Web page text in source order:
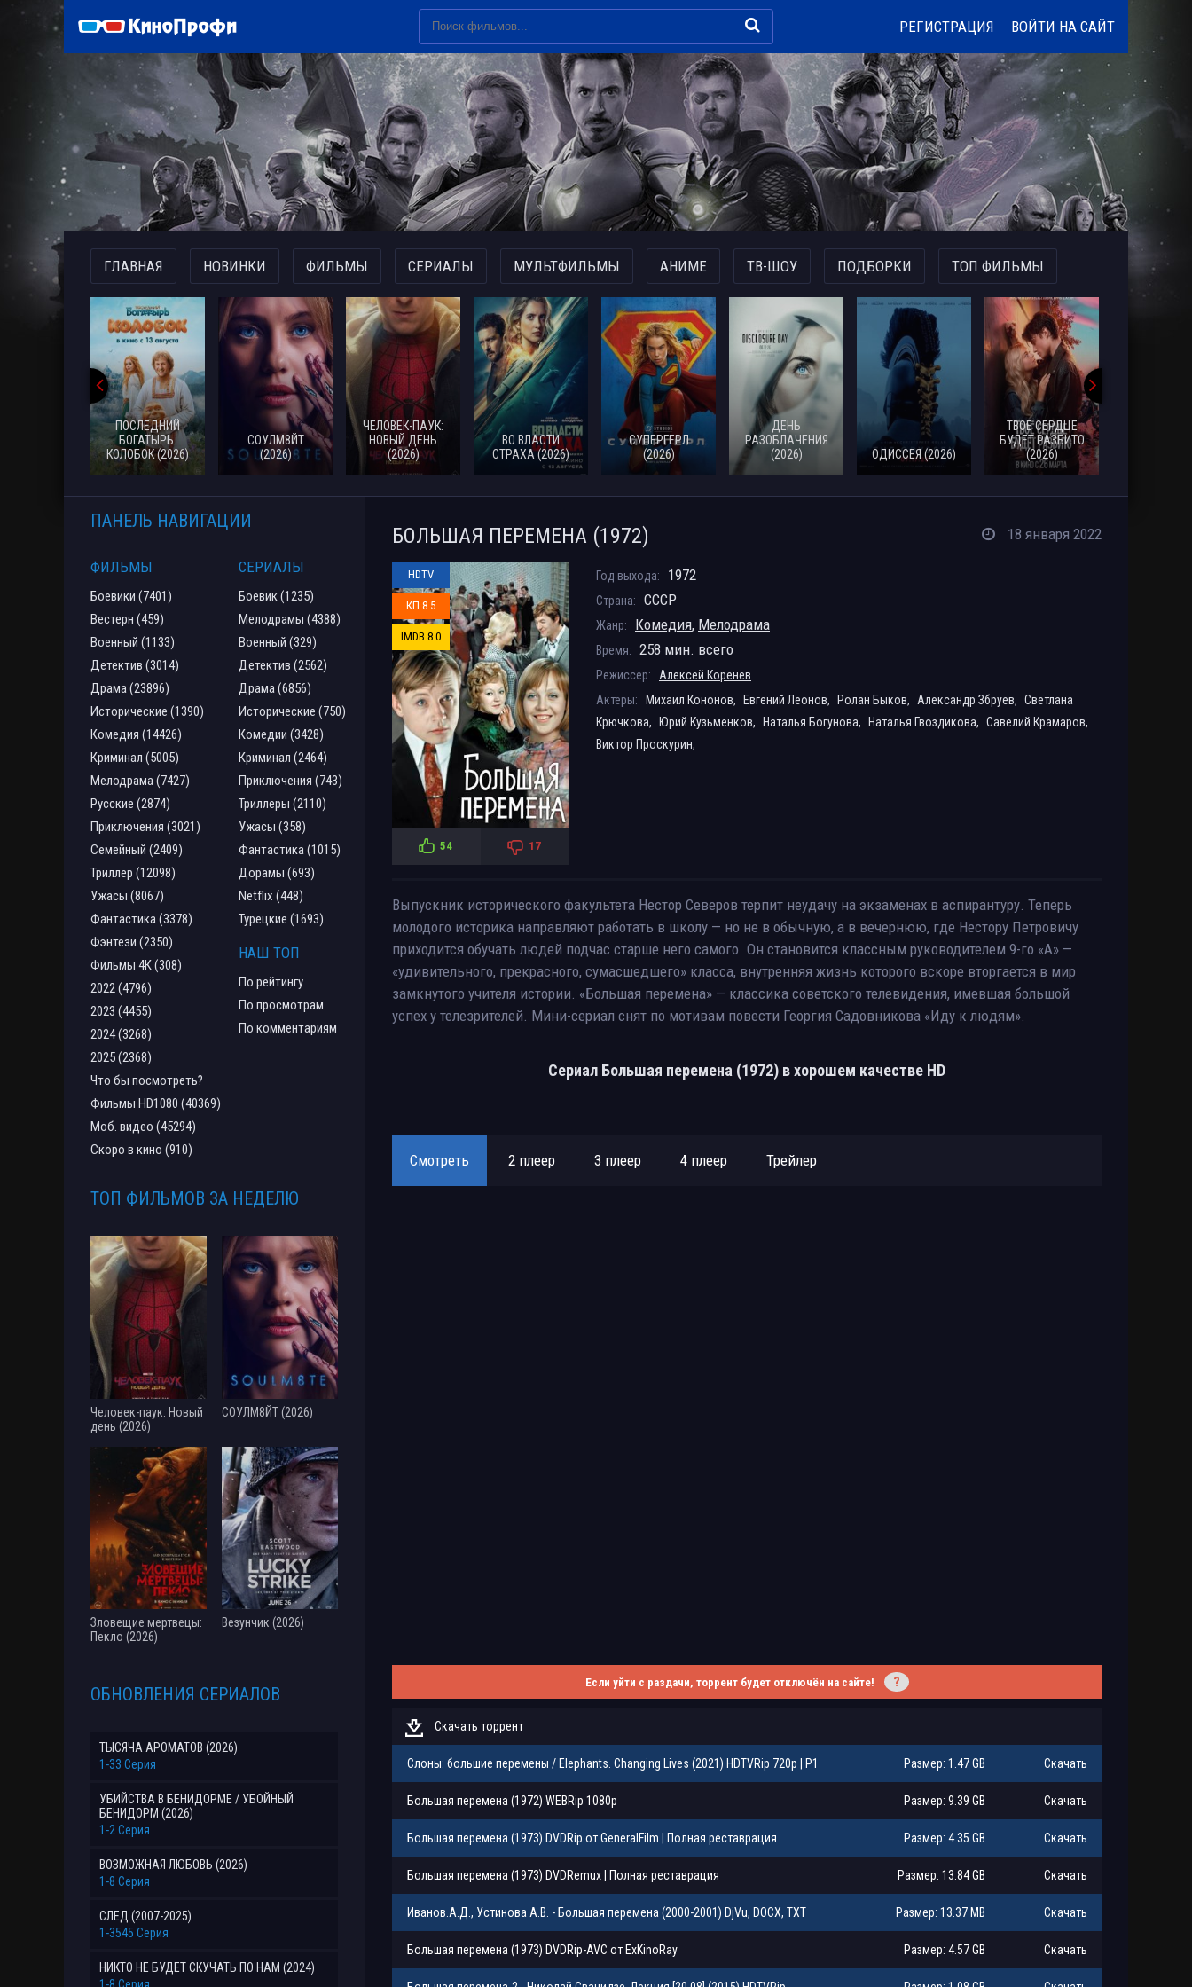
РЕГИСТРАЦИЯ ВОЙТИ НА САЙТ
ГЛАВНАЯ НОВИНКИ ФИЛЬМЫ СЕРИАЛЫ МУЛЬТФИЛЬМЫ АНИМЕ ТВ-ШОУ ПОДБОРКИ ТОП ФИЛЬМЫ
ПОСЛЕДНИЙ
БОГАТЫРЬ.
КОЛОБОК (2026)
СОУЛМ8ЙТ
(2026)
ЧЕЛОВЕК-ПАУК:
НОВЫЙ ДЕНЬ
(2026)
ВО ВЛАСТИ
СТРАХА (2026)
СУПЕРГЕРЛ
(2026)
ДЕНЬ
РАЗОБЛАЧЕНИЯ
(2026)
ОДИССЕЯ (2026)
ТВОЕ СЕРДЦЕ
БУДЕТ РАЗБИТО
(2026)
БОЛЬШАЯ ПЕРЕМЕНА (1972) 18 января 2022
HDTV
КП 8.5
IMDB 8.0
54 17
Год выхода: 1972
Страна: СССР
Жанр: Комедия, Мелодрама
Время: 258 мин. всего
Режиссер:
Алексей Коренев
Актеры:
Михаил Кононов, Евгений Леонов, Ролан Быков, Александр Збруев, Светлана
Крючкова,
Юрий Кузьменков, Наталья Богунова, Наталья Гвоздикова, Савелий Крамаров,
Виктор Проскурин,
Выпускник исторического факультета Нестор Северов терпит неудачу на экзаменах в аспирантуру. Теперь
молодого историка направляют работать в школу — но не в обычную, а в вечернюю, где Нестору Петровичу
приходится обучать людей подчас старше него самого. Он становится классным руководителем 9-го «A» —
«удивительного, прекрасного, сумасшедшего» класса, внутренняя жизнь которого вскоре вторгается в мир
замкнутого учителя истории. «Большая перемена» — классика советского телевидения, имевшая большой
успех у телезрителей. Мини-сериал снят по мотивам повести Георгия Садовникова «Иду к людям».
Сериал Большая перемена (1972) в хорошем качестве HD
Смотреть 2 плеер 3 плеер 4 плеер Трейлер
Если уйти с раздачи, торрент будет отключён на сайте! ?
Скачать торрент
Слоны: большие перемены / Elephants. Changing Lives (2021) HDTVRip 720p | P1 Размер: 1.47 GB Скачать
Большая перемена (1972) WEBRip 1080p Размер: 9.39 GB Скачать
Большая перемена (1973) DVDRip от GeneralFilm | Полная реставрация Размер: 4.35 GB Скачать
Большая перемена (1973) DVDRemux | Полная реставрация Размер: 13.84 GB Скачать
Иванов.А.Д., Устинова А.В. - Большая перемена (2000-2001) DjVu, DOCX, TXT Размер: 13.37 MB Скачать
Большая перемена (1973) DVDRip-AVC от ExKinoRay Размер: 4.57 GB Скачать
ПАНЕЛЬ НАВИГАЦИИ
ФИЛЬМЫ
Боевики (7401)
Вестерн (459)
Военный (1133)
Детектив (3014)
Драма (23896)
Исторические (1390)
Комедия (14426)
Криминал (5005)
Мелодрама (7427)
Русские (2874)
Приключения (3021)
Семейный (2409)
Триллер (12098)
Ужасы (8067)
Фантастика (3378)
Фэнтези (2350)
Фильмы 4К (308)
2022 (4796)
2023 (4455)
2024 (3268)
2025 (2368)
Что бы посмотреть?
Фильмы HD1080 (40369)
Моб. видео (45294)
Скоро в кино (910)
СЕРИАЛЫ
Боевик (1235)
Мелодрамы (4388)
Военный (329)
Детектив (2562)
Драма (6856)
Исторические (750)
Комедии (3428)
Криминал (2464)
Приключения (743)
Триллеры (2110)
Ужасы (358)
Фантастика (1015)
Дорамы (693)
Netflix (448)
Турецкие (1693)
НАШ ТОП
По рейтингу
По просмотрам
По комментариям
ТОП ФИЛЬМОВ ЗА НЕДЕЛЮ
Человек-паук: Новый
день (2026)
СОУЛМ8ЙТ (2026)
Зловещие мертвецы:
Пекло (2026)
Везунчик (2026)
ОБНОВЛЕНИЯ СЕРИАЛОВ
ТЫСЯЧА АРОМАТОВ (2026)
1-33 Серия
УБИЙСТВА В БЕНИДОРМЕ / УБОЙНЫЙ
БЕНИДОРМ (2026)
1-2 Серия
ВОЗМОЖНАЯ ЛЮБОВЬ (2026)
1-8 Серия
СЛЕД (2007-2025)
1-3545 Серия
НИКТО НЕ БУДЕТ СКУЧАТЬ ПО НАМ (2024)